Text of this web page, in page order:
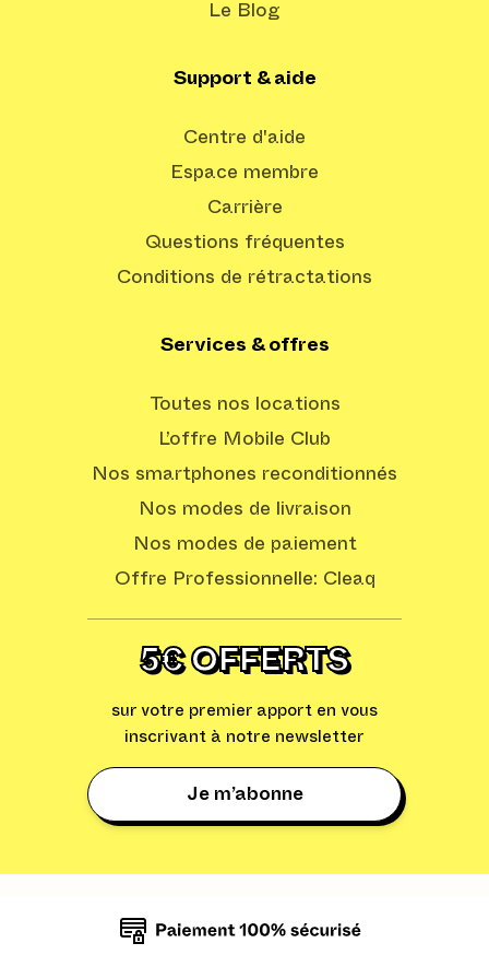
Le Blog
Support & aide
Centre d'aide
Espace membre
Carrière
Questions fréquentes
Conditions de rétractations
Services & offres
Toutes nos locations
L’offre Mobile Club
Nos smartphones reconditionnés
Nos modes de livraison
Nos modes de paiement
Offre Professionnelle: Cleaq
5€ OFFERTS
sur votre premier apport en vous
inscrivant à notre newsletter
Je m’abonne